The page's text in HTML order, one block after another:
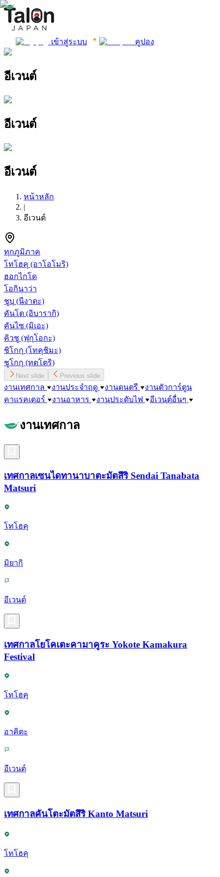
เข้าสู่ระบบ คูปอง
อีเวนต์
อีเวนต์
อีเวนต์
หน้าหลัก
|
อีเวนต์
ทุกภูมิภาค
โทโฮคุ (อาโอโมริ)
ฮอกไกโด
โอกินาว่า
ชูบุ (นีงาตะ)
คันโต (อิบารากิ)
คันไซ (มิเอะ)
คิวชู (ฟุกุโอกะ)
ชิโกกุ (โทคุชิมะ)
ชูโกกุ (ทตโตริ)
Next slide Previous slide
งานเทศกาล งานประจำฤดู งานดนตรี
งานตัวการ์ตูน
คาแรคเตอร์
งานอาหาร งานประดับไฟ อีเวนต์อื่นๆ
งานเทศกาล
เทศกาลเซนไดทานาบาตะมัตสึริ Sendai Tanabata
Matsuri
โทโฮคุ
มิยากิ
อีเวนต์
เทศกาลโยโคเตะคามาคูระ Yokote Kamakura
Festival
โทโฮคุ
อาคิตะ
อีเวนต์
เทศกาลคันโตะมัตสึริ Kanto Matsuri
โทโฮคุ